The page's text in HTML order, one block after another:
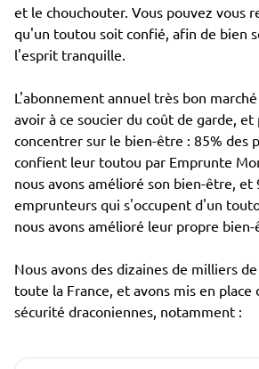
et le chouchouter. Vous pouvez vous
qu'un toutou soit confié, afin de bien
l'esprit tranquille.
L'abonnement annuel très bon
avoir à ce soucier du coût de garde,
concentrer sur le bien-être : 85% des
confient leur toutou par Emprunte
nous avons amélioré son bien-être, et
emprunteurs qui s'occupent d'un
nous avons amélioré leur propre bien-
Nous avons des dizaines de milliers
toute la France, et avons mis en place
sécurité draconiennes, notamment :